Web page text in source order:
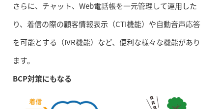
さらに、チャット、Web電話帳を一元管理して運用した
り、着信の際の顧客情報表示（CTI機能）や自動音声応答
を可能とする（IVR機能）など、便利な様々な機能があり
ます。
BCP対策にもなる